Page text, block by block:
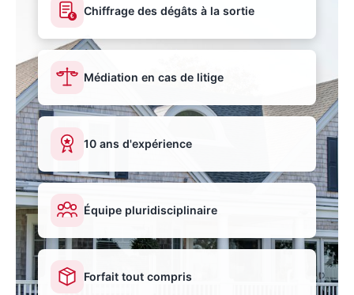
€ Chiffrage des dégâts à la sortie
Médiation en cas de litige
10 ans d'expérience
Équipe pluridisciplinaire
Forfait tout compris